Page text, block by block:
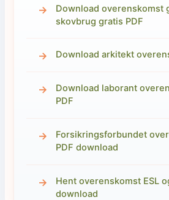
Download overenskomst
skovbrug gratis PDF
Download arkitekt
Download laborant
PDF
Forsikringsforbundet
PDF download
Hent overenskomst ESL
download